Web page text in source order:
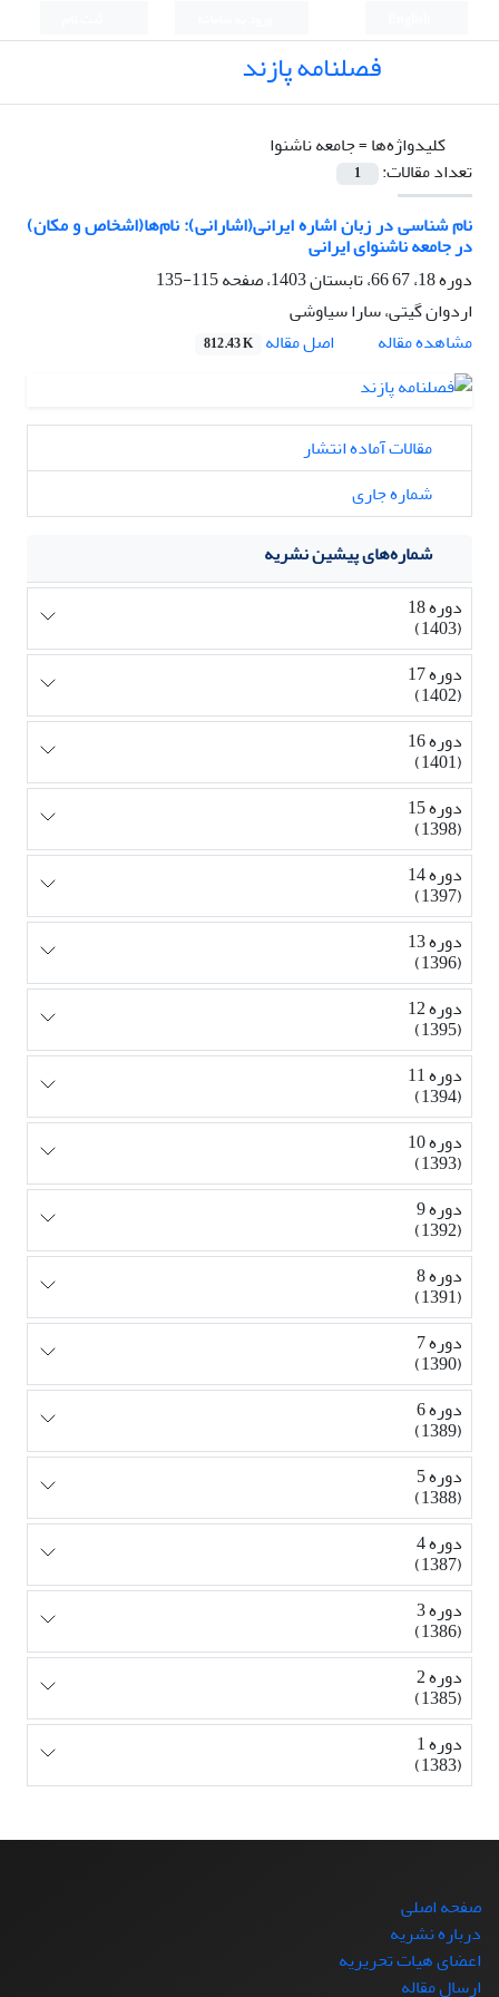
فصلنامه پازند
کلیدواژه‌ها =جامعه ناشنوا
تعداد مقالات:
1
نام ­شناسی در زبان اشاره ایرانی(اشارانی): نام‌ها(اشخاص و مکان)
در جامعه ناشنوای ایرانی
دوره 18، 67 66، تابستان 1403، صفحه
115-135
اردوان گیتی، سارا سیاوشی
مشاهده مقاله
اصل مقاله 812.43 K
مقالات آماده انتشار
شماره جاری
شماره‌های پیشین نشریه
دوره 18
(1403)
دوره 17
(1402)
دوره 16
(1401)
دوره 15
(1398)
دوره 14
(1397)
دوره 13
(1396)
دوره 12
(1395)
دوره 11
(1394)
دوره 10
(1393)
دوره 9
(1392)
دوره 8
(1391)
دوره 7
(1390)
دوره 6
(1389)
دوره 5
(1388)
دوره 4
(1387)
دوره 3
(1386)
دوره 2
(1385)
دوره 1
(1383)
صفحه اصلی
درباره نشریه
اعضای هیات تحریریه
ارسال مقاله